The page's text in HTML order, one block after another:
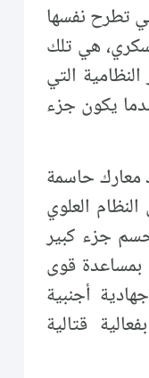
تطرح نفسها
هي تلك
التي
يكون جزء
معارك حاسمة
العلوي
جزء كبير
بمساعدة قوى
أجنبية
قتالية